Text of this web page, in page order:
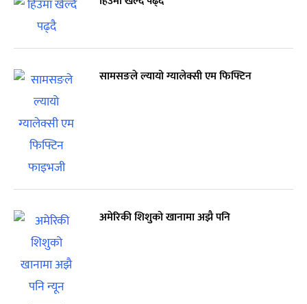
सामसङले ल्यायो ग्यालेक्सी एम फिफ्टिन
अमेरिकी शिशुको खानामा अझै पनि